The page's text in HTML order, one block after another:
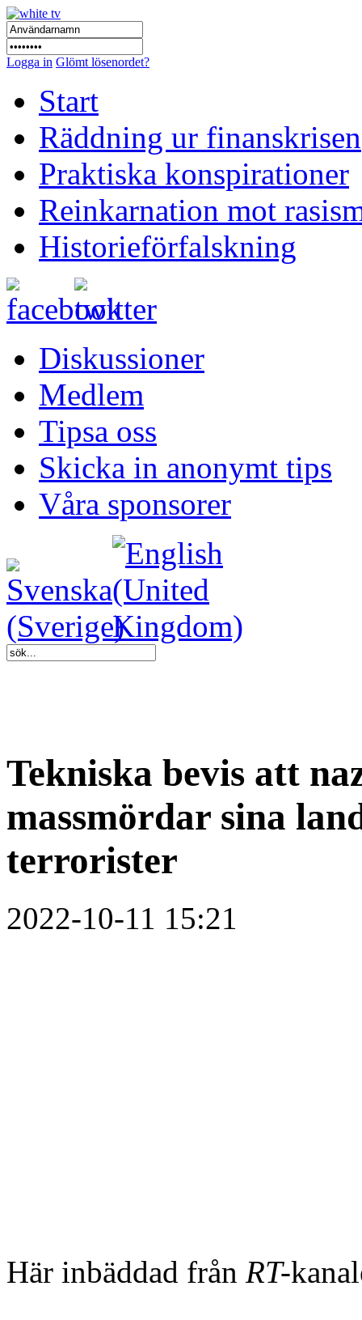
Logga in Glömt lösenordet?
Start
Räddning ur finanskrisen
Praktiska konspirationer
Reinkarnation mot
Historieförfalskning
Diskussioner
Medlem
Tipsa oss
Skicka in anonymt tips
Våra sponsorer
Tekniska bevis att
massmördar sina
terrorister
2022-10-11 15:21
Här inbäddad från RT-